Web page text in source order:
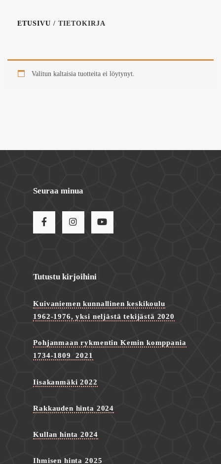
ETUSIVU / TIETOKIRJA
Valitun kaltaisia tuotteita ei löytynyt.
Seuraa minua
Tutustu kirjoihini
Kuivaniemen kunnallinen keskikoulu
1962-1976, yksi neljästä tekijästä 2020
Pohjanmaan rykmentin Kemin komppania
1734-1809 2021
Iisakanmäki 2022
Rakkauden hinta 2024
Kullan hinta 2024
Ihmisen hinta 2025